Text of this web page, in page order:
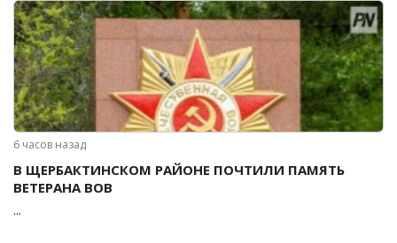
6 часов назад
В ЩЕРБАКТИНСКОМ РАЙОНЕ ПОЧТИЛИ ПАМЯТЬ
ВЕТЕРАНА ВОВ
...